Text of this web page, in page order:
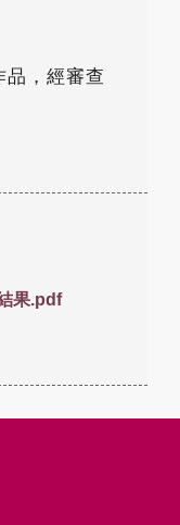
品，經審查
果.pdf